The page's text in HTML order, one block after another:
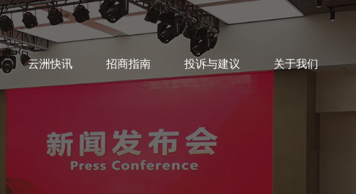
云洲快讯 招商指南 投诉与建议 关于我们